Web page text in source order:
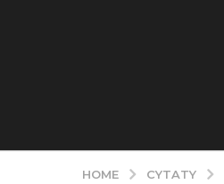
HOME CYTATY